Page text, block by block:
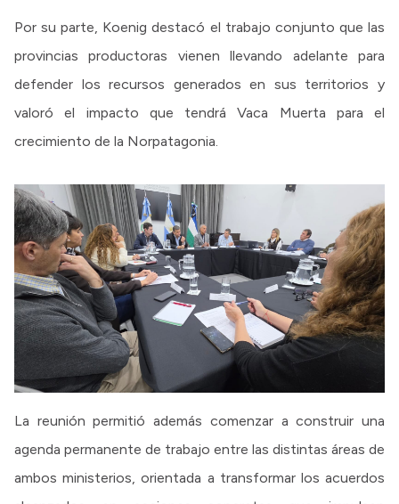
Por su parte, Koenig destacó el trabajo conjunto que las
provincias productoras vienen llevando adelante para
defender los recursos generados en sus territorios y
valoró el impacto que tendrá Vaca Muerta para el
crecimiento de la Norpatagonia.
La reunión permitió además comenzar a construir una
agenda permanente de trabajo entre las distintas áreas de
ambos ministerios, orientada a transformar los acuerdos